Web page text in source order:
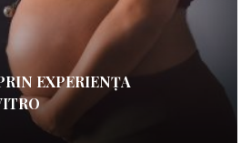
EXPERIENŢA